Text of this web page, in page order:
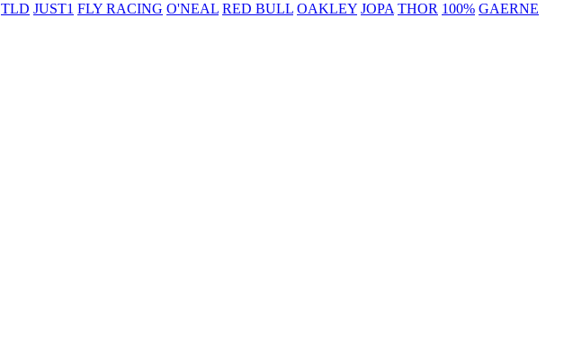
TLD JUST1 FLY RACING O'NEAL RED BULL OAKLEY JOPA THOR 100% GAERNE